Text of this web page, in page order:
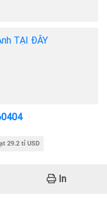
TẠI ĐÂY
29.2 tỉ USD
In